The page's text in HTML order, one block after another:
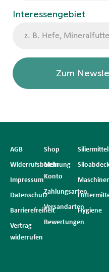
Interessengebiet
Zum
AGB
Widerrufsbelehrung
Impressum
Datenschutz
Barrierefreiheit
Vertrag
widerrufen
Shop
Mein
Konto
Zahlungsarten
Versandarten
Bewertungen
Siliermittel
Hygiene